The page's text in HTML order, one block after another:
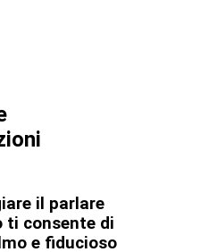
il parlare
ti consente di
e fiducioso